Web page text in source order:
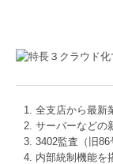
全支店から最新
サーバーなどの
3402監査（旧
内部統制機能を